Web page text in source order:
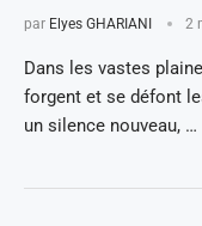
par Elyes GHARIANI 2
Dans les vastes
forgent et se défont
un silence nouveau, …